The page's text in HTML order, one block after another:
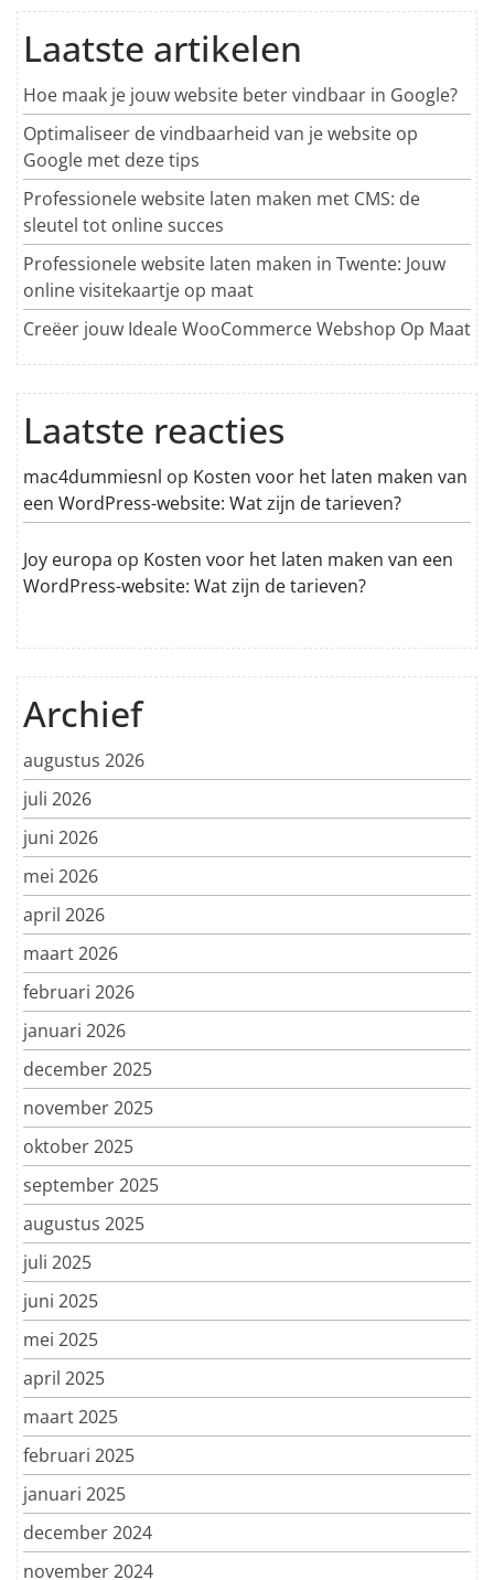
Laatste artikelen
Hoe maak je jouw website beter vindbaar in Google?
Optimaliseer de vindbaarheid van je website op
Google met deze tips
Professionele website laten maken met CMS: de
sleutel tot online succes
Professionele website laten maken in Twente: Jouw
online visitekaartje op maat
Creëer jouw Ideale WooCommerce Webshop Op Maat
Laatste reacties
mac4dummiesnl op Kosten voor het laten maken van
een WordPress-website: Wat zijn de tarieven?
Joy europa op Kosten voor het laten maken van een
WordPress-website: Wat zijn de tarieven?
Archief
augustus 2026
juli 2026
juni 2026
mei 2026
april 2026
maart 2026
februari 2026
januari 2026
december 2025
november 2025
oktober 2025
september 2025
augustus 2025
juli 2025
juni 2025
mei 2025
april 2025
maart 2025
februari 2025
januari 2025
december 2024
november 2024